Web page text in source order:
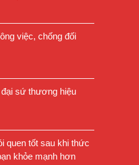
việc, chống đối
đại sứ thương hiệu
quen tốt sau khi thức
khỏe mạnh hơn